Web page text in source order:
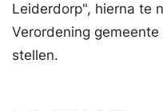
Leiderdorp", hierna te
Verordening
stellen.